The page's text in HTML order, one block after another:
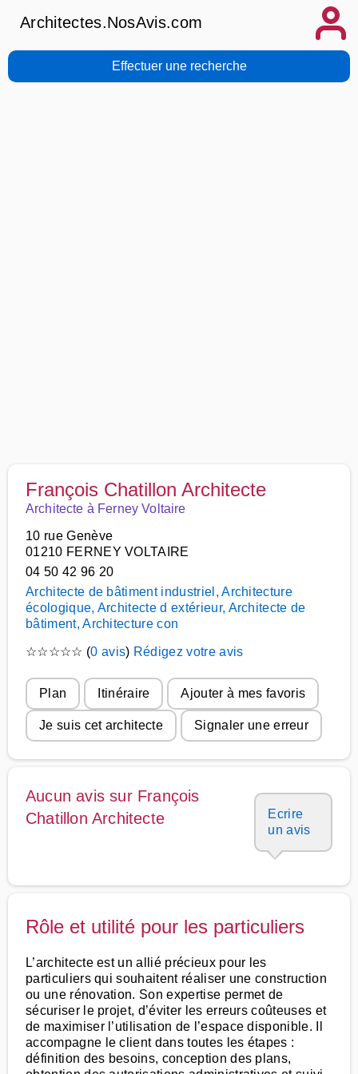
Architectes.NosAvis.com
Effectuer une recherche
François Chatillon Architecte
Architecte à Ferney Voltaire
10 rue Genève
01210 FERNEY VOLTAIRE
04 50 42 96 20
Architecte de bâtiment industriel, Architecture
écologique, Architecte d extérieur, Architecte de
bâtiment, Architecture con
☆☆☆☆☆ (0 avis) Rédigez votre avis
Plan Itinéraire Ajouter à mes favoris
Je suis cet architecte Signaler une erreur
Aucun avis sur François
Chatillon Architecte
Ecrire
un avis
Rôle et utilité pour les particuliers
L’architecte est un allié précieux pour les
particuliers qui souhaitent réaliser une construction
ou une rénovation. Son expertise permet de
sécuriser le projet, d’éviter les erreurs coûteuses et
de maximiser l’utilisation de l’espace disponible. Il
accompagne le client dans toutes les étapes :
définition des besoins, conception des plans,